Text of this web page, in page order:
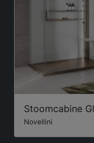
Stoomcabine
Novellini